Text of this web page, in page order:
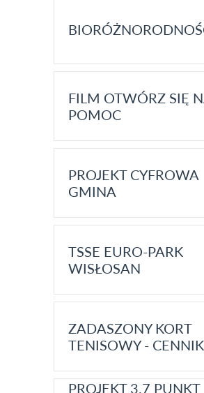
FILM OTWÓRZ SIĘ
POMOC
PROJEKT CYFROWA
GMINA
TSSE EURO-PARK
WISŁOSAN
ZADASZONY KORT
TENISOWY - CENNIK
PROJEKT 3.7 PUNKT